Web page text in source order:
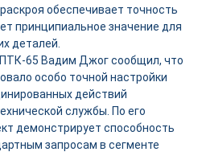
обеспечивает точность
принципиальное значение для
деталей.
65 Вадим Джог сообщил, что
особо точной настройки
действий
службы. По его
демонстрирует способность
запросам в сегменте